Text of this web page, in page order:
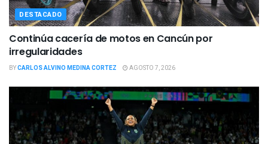
DESTACADO
Continúa cacería de motos en Cancún por
irregularidades
BYCARLOS ALVINO MEDINA CORTEZ AGOSTO 7, 2026